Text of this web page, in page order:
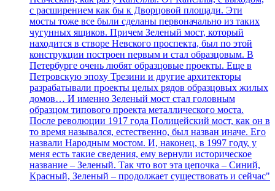
с расширением как бы к Дворцовой площади. Эти
мосты тоже все были сделаны первоначально из таких
чугунных ящиков. Причем Зеленый мост, который
находится в створе Невского проспекта, был по этой
конструкции построен первым и стал образцовым. В
Петербурге очень любят образцовые проекты. Еще в
Петровскую эпоху Трезини и другие архитекторы
разрабатывали проекты целых рядов образцовых жилых
домов… И именно Зеленый мост стал головным
образцом типового проекта металлического моста.
После революции 1917 года Полицейский мост, как он в
то время назывался, естественно, был назван иначе. Его
назвали Народным мостом. И, наконец, в 1997 году, у
меня есть такие сведения, ему вернули историческое
название – Зеленый. Так что вот эта цепочка – Синий,
Красный, Зеленый – продолжает существовать и сейчас"